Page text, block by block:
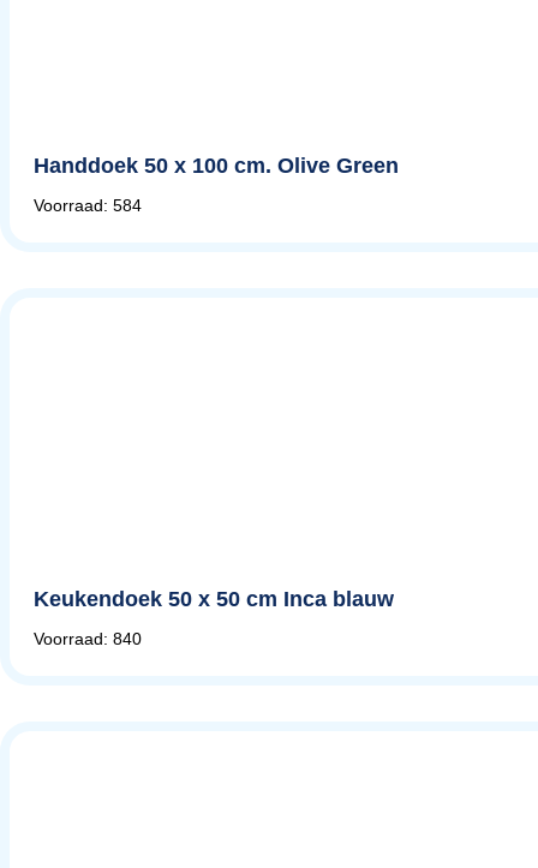
Handdoek 50 x 100 cm. Olive Green
Voorraad: 584
Keukendoek 50 x 50 cm Inca blauw
Voorraad: 840